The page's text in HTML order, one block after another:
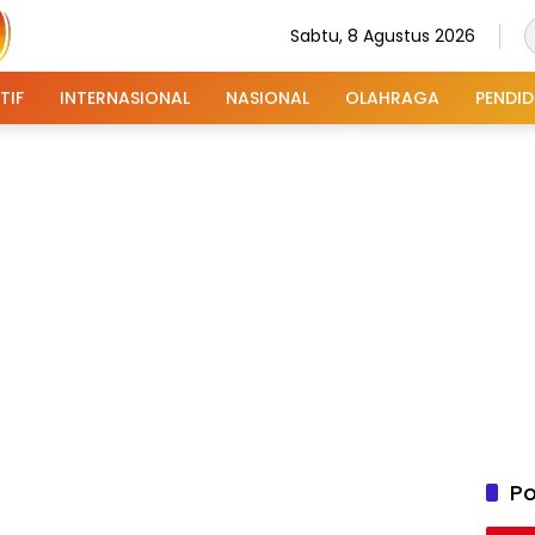
Sabtu, 8 Agustus 2026
INTERNASIONAL NASIONAL OLAHRAGA